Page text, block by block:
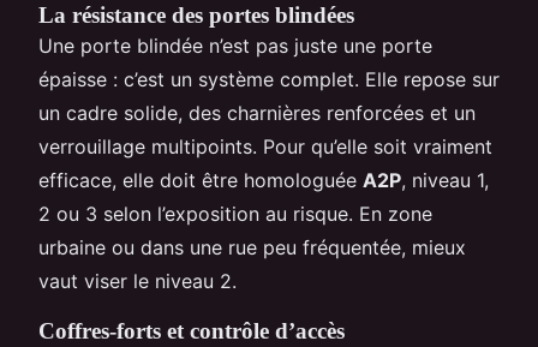
La résistance des portes blindées
Une porte blindée n’est pas juste une porte
épaisse : c’est un système complet. Elle repose sur
un cadre solide, des charnières renforcées et un
verrouillage multipoints. Pour qu’elle soit vraiment
efficace, elle doit être homologuée A2P, niveau 1,
2 ou 3 selon l’exposition au risque. En zone
urbaine ou dans une rue peu fréquentée, mieux
vaut viser le niveau 2.
Coffres-forts et contrôle d’accès